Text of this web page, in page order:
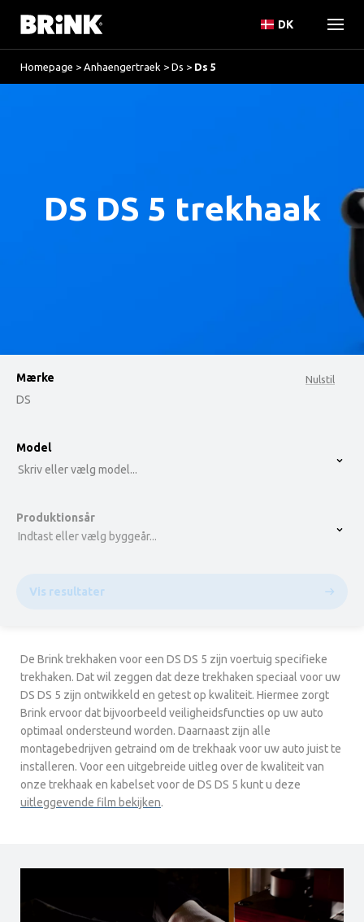
DK
Homepage > Anhaengertraek > Ds > Ds 5
DS DS 5 trekhaak
Nulstil
Mærke
DS
option , selected.
Model
Skriv eller vælg model...
Produktionsår
Indtast eller vælg byggeår...
Vis resultater
De Brink trekhaken voor een DS DS 5 zijn voertuig specifieke
trekhaken. Dat wil zeggen dat deze trekhaken speciaal voor uw
DS DS 5 zijn ontwikkeld en getest op kwaliteit. Hiermee zorgt
Brink ervoor dat bijvoorbeeld veiligheidsfuncties op uw auto
optimaal ondersteund worden. Daarnaast zijn alle
montagebedrijven getraind om de trekhaak voor uw auto juist te
installeren. Voor een uitgebreide uitleg over de kwaliteit van
onze trekhaak en kabelset voor de DS DS 5 kunt u deze
uitleggevende film bekijken.